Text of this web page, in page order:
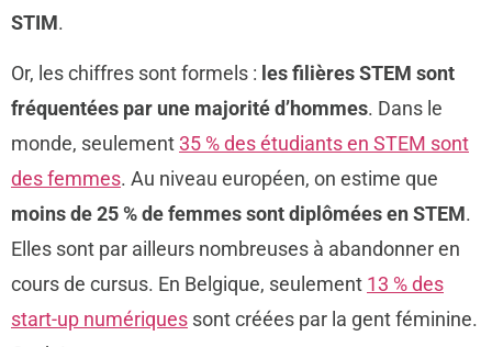
STIM.
Or, les chiffres sont formels : les filières STEM sont
fréquentées par une majorité d’hommes. Dans le
monde, seulement35 % des étudiants en STEM sont
des femmes. Au niveau européen, on estime que
moins de 25 % de femmes sont diplômées en STEM.
Elles sont par ailleurs nombreuses à abandonner en
cours de cursus. En Belgique, seulement 13 % des
start-up numériques sont créées par la gent féminine.